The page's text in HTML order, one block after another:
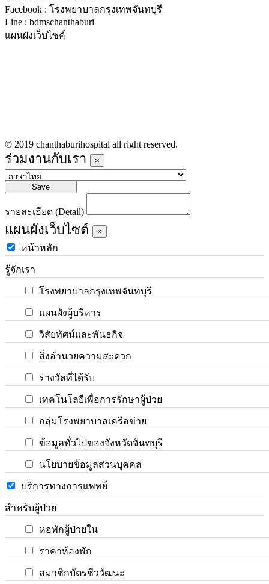
Facebook : โรงพยาบาลกรุงเทพจันทบุรี
Line : bdmschanthaburi
แผนผังเว็บไซค์
© 2019 chanthaburihospital all right reserved.
ร่วมงานกับเรา ×
Save
รายละเอียด (Detail)
แผนผังเว็บไซต์ ×
หน้าหลัก
รู้จักเรา
โรงพยาบาลกรุงเทพจันทบุรี
แผนผังผู้บริหาร
วิสัยทัศน์และพันธกิจ
สิ่งอำนวยความสะดวก
รางวัลที่ได้รับ
เทคโนโลยีเพื่อการรักษาผู้ป่วย
กลุ่มโรงพยาบาลเครือข่าย
ข้อมูลทั่วไปของจังหวัดจันทบุรี
นโยบายข้อมูลส่วนบุคคล
บริการทางการแพทย์
สำหรับผู้ป่วย
หอพักผู้ป่วยใน
ราคาห้องพัก
สมาชิกบัตรชีววัฒนะ